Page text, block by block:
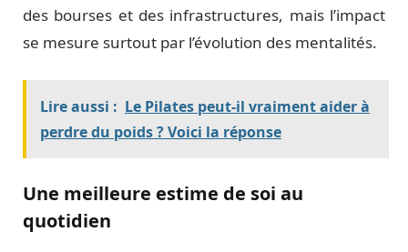
des bourses et des infrastructures, mais l’impact
se mesure surtout par l’évolution des mentalités.
Lire aussi : Le Pilates peut-il vraiment aider à
perdre du poids ? Voici la réponse
Une meilleure estime de soi au
quotidien